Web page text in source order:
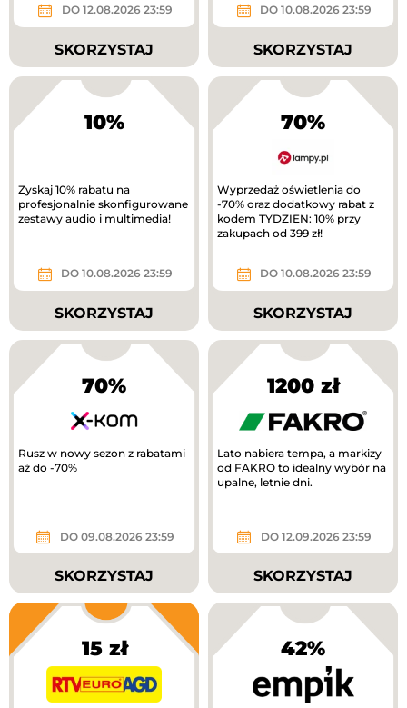
DO 12.08.2026 23:59
SKORZYSTAJ
DO 10.08.2026 23:59
SKORZYSTAJ
10%
Zyskaj 10% rabatu na
profesjonalnie skonfigurowane
zestawy audio i multimedia!
DO 10.08.2026 23:59
SKORZYSTAJ
70%
Wyprzedaż oświetlenia do
-70% oraz dodatkowy rabat z
kodem TYDZIEN: 10% przy
zakupach od 399 zł!
DO 10.08.2026 23:59
SKORZYSTAJ
70%
Rusz w nowy sezon z rabatami
aż do -70%
DO 09.08.2026 23:59
SKORZYSTAJ
1200 zł
Lato nabiera tempa, a markizy
od FAKRO to idealny wybór na
upalne, letnie dni.
DO 12.09.2026 23:59
SKORZYSTAJ
15 zł 42%